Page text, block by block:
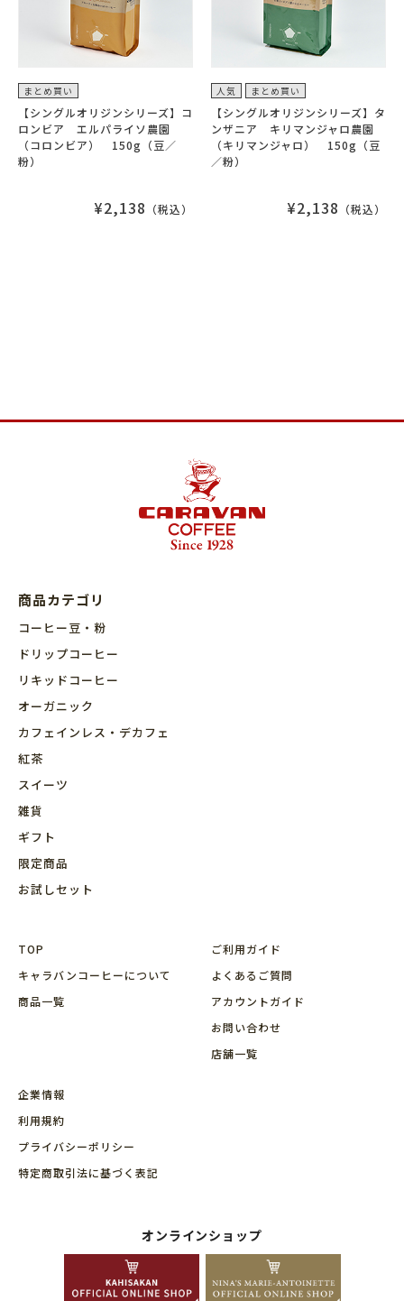
まとめ買い
【シングルオリジンシリーズ】コ
ロンビア エルパライソ農園
（コロンビア） 150g（豆／
粉）
¥2,138 （税込）
人気 まとめ買い
【シングルオリジンシリーズ】タ
ンザニア キリマンジャロ農園
（キリマンジャロ） 150g（豆
／粉）
¥2,138 （税込）
商品カテゴリ
コーヒー豆・粉
ドリップコーヒー
リキッドコーヒー
オーガニック
カフェインレス・デカフェ
紅茶
スイーツ
雑貨
ギフト
限定商品
お試しセット
TOP
キャラバンコーヒーについて
商品⼀覧
ご利用ガイド
よくあるご質問
アカウントガイド
お問い合わせ
店舗⼀覧
企業情報
利用規約
プライバシーポリシー
特定商取引法に基づく表記
オンラインショップ